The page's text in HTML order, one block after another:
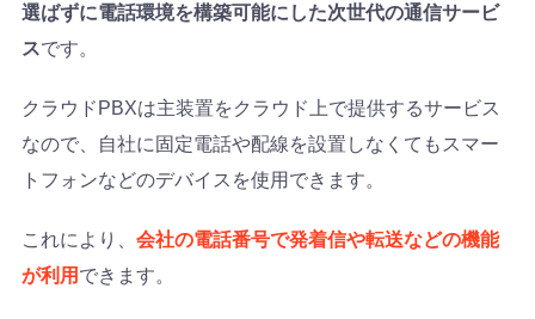
選ばずに電話環境を構築可能にした次世代の通信サービ
スです。
クラウドPBXは主装置をクラウド上で提供するサービス
なので、自社に固定電話や配線を設置しなくてもスマー
トフォンなどのデバイスを使用できます。
これにより、 会社の電話番号で発着信や転送などの機能
が利用 できます。